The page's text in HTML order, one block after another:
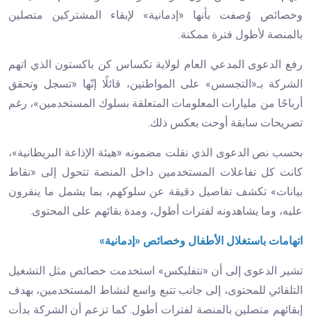
وخصائص وُصفت بأنها «إدمانية» لإبقاء المشتركين متصلين
بالمنصة لأطول فترة ممكنة.
رفع الدعوى المدعي العام لولاية تكساس كن باكستون الذي اتهم
الشركة بـ«التجسس» على المواطنين، قائلًا إنّها «تسجل وتحقق
أرباحًا من مليارات المعلومات المتعلقة بسلوك المستخدمين»، رغم
تصريحات سابقة أوحت بعكس ذلك.
بحسب نص الدعوى الذي نقلت مضمونه «هيئة الإذاعة البريطانية»،
كانت كل تفاعلات المستخدمين داخل المنصة تتحول إلى «نقاط
بيانات» تكشف تفاصيل دقيقة عن سلوكهم، بما يشمل ما ينقرون
عليه، وما يشاهدونه لفترات أطول، ومدة بقائهم على المحتوى.
اتهامات باستغلال الأطفال وخصائص «إدمانية»
تشير الدعوى إلى أن «نتفليكس» استخدمت خصائص مثل التشغيل
التلقائي للمحتوى، إلى جانب تتبع واسع لنشاط المستخدمين، بهدف
إبقائهم متصلين بالمنصة لفترات أطول. كما تزعم أن الشركة بدأت